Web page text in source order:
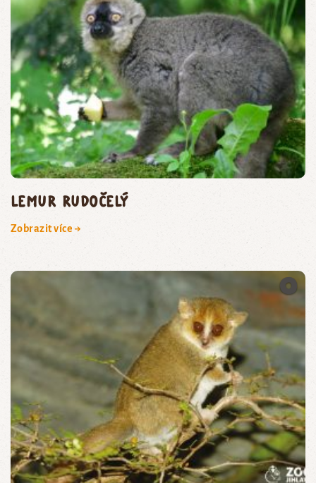
lemur rudočelý
Zobrazit více →